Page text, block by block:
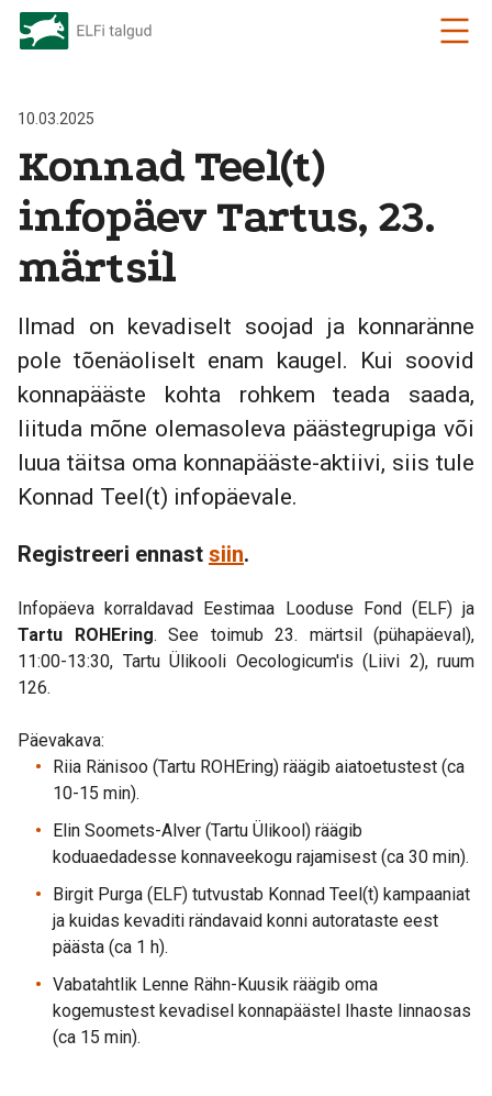
10.03.2025
Konnad Teel(t)
infopäev Tartus, 23.
märtsil
Ilmad on kevadiselt soojad ja konnaränne
pole tõenäoliselt enam kaugel. Kui soovid
konnapääste kohta rohkem teada saada,
liituda mõne olemasoleva päästegrupiga või
luua täitsa oma konnapääste-aktiivi, siis tule
Konnad Teel(t) infopäevale.
Registreeri ennast siin.
Infopäeva korraldavad Eestimaa Looduse Fond (ELF) ja
Tartu ROHEring. See toimub 23. märtsil (pühapäeval),
11:00-13:30, Tartu Ülikooli Oecologicum'is (Liivi 2), ruum
126.
Päevakava:
Riia Ränisoo (Tartu ROHEring) räägib aiatoetustest (ca
10-15 min).
Elin Soomets-Alver (Tartu Ülikool) räägib
koduaedadesse konnaveekogu rajamisest (ca 30 min).
Birgit Purga (ELF) tutvustab Konnad Teel(t) kampaaniat
ja kuidas kevaditi rändavaid konni autorataste eest
päästa (ca 1 h).
Vabatahtlik Lenne Rähn-Kuusik räägib oma
kogemustest kevadisel konnapäästel Ihaste linnaosas
(ca 15 min).